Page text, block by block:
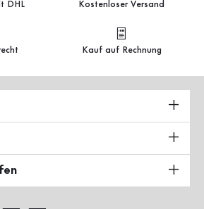
DHL Kostenloser Versand
Kauf auf Rechnung